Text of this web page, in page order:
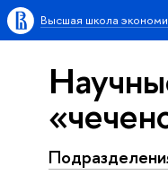
Высшая школа